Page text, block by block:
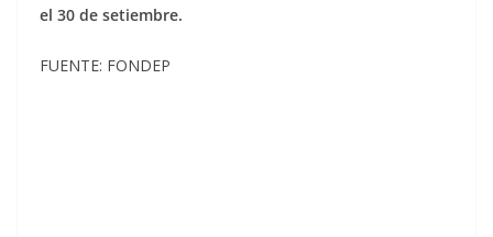
el 30 de setiembre.
FUENTE: FONDEP